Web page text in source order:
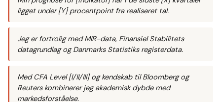
ligget under [Y] procentpoint fra realiseret tal.
Jeg er fortrolig med MIR-data, Finansiel Stabilitets
datagrundlag og Danmarks Statistiks registerdata.
Med CFA Level [I/II/III] og kendskab til Bloomberg og
Reuters kombinerer jeg akademisk dybde med
markedsforståelse.